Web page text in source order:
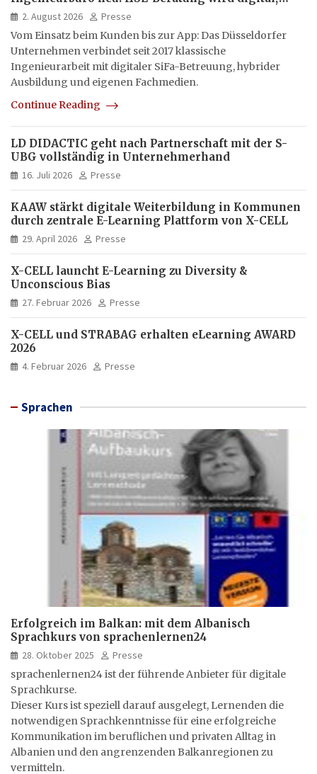
hybrid und multimedial
2. August 2026
Presse
Vom Einsatz beim Kunden bis zur App: Das Düsseldorfer
Unternehmen verbindet seit 2017 klassische
Ingenieurarbeit mit digitaler SiFa-Betreuung, hybrider
Ausbildung und eigenen Fachmedien.
Continue Reading
LD DIDACTIC geht nach Partnerschaft mit der S-
UBG vollständig in Unternehmerhand
16. Juli 2026 Presse
KAAW stärkt digitale Weiterbildung in Kommunen
durch zentrale E-Learning Plattform von X-CELL
29. April 2026 Presse
X-CELL launcht E-Learning zu Diversity &
Unconscious Bias
27. Februar 2026 Presse
X-CELL und STRABAG erhalten eLearning AWARD
2026
4. Februar 2026 Presse
Sprachen
Erfolgreich im Balkan: mit dem Albanisch
Sprachkurs von sprachenlernen24
28. Oktober 2025
Presse
sprachenlernen24 ist der führende Anbieter für digitale
Sprachkurse.
Dieser Kurs ist speziell darauf ausgelegt, Lernenden die
notwendigen Sprachkenntnisse für eine erfolgreiche
Kommunikation im beruflichen und privaten Alltag in
Albanien und den angrenzenden Balkanregionen zu
vermitteln.